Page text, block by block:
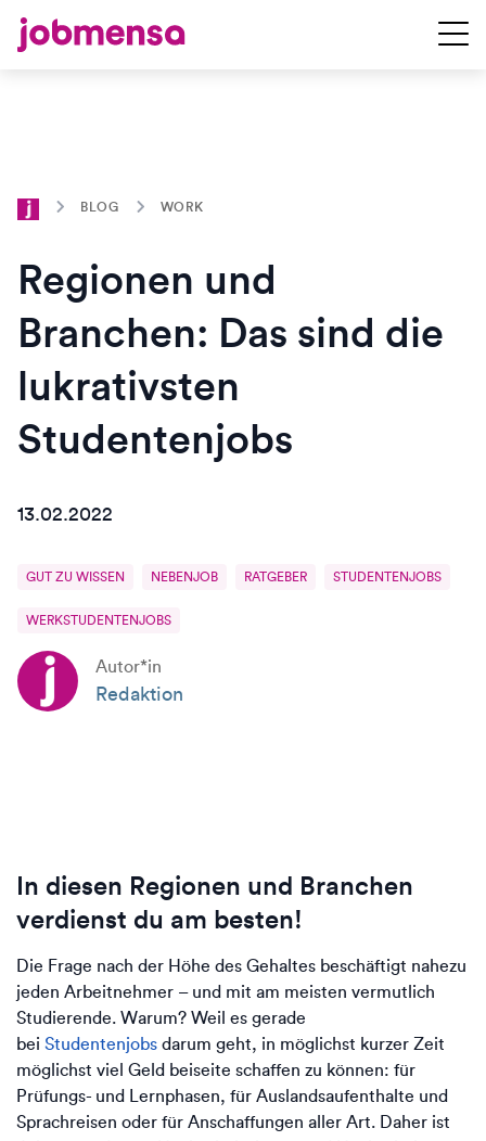
BLOG WORK
Regionen und
Branchen: Das sind die
lukrativsten
Studentenjobs
13.02.2022
GUT ZU WISSEN NEBENJOB RATGEBER STUDENTENJOBS
WERKSTUDENTENJOBS
Autor*in
Redaktion
In diesen Regionen und Branchen
verdienst du am besten!
Die Frage nach der Höhe des Gehaltes beschäftigt nahezu
jeden Arbeitnehmer – und mit am meisten vermutlich
Studierende. Warum? Weil es gerade
bei Studentenjobs darum geht, in möglichst kurzer Zeit
möglichst viel Geld beiseite schaffen zu können: für
Prüfungs- und Lernphasen, für Auslandsaufenthalte und
Sprachreisen oder für Anschaffungen aller Art. Daher ist